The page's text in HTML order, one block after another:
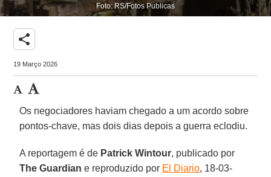
Foto: RS/Fotos Publicas
share
19 Março 2026
Os negociadores haviam chegado a um acordo sobre
pontos-chave, mas dois dias depois a guerra eclodiu.
A reportagem é de Patrick Wintour, publicado por
The Guardian e reproduzido por El Diario, 18-03-